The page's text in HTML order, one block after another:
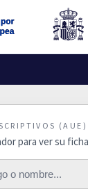
(AUE)
para ver su